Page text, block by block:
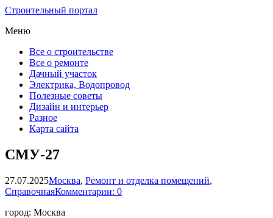
Строительный портал
Меню
Все о строительстве
Все о ремонте
Дачный участок
Электрика, Водопровод
Полезные советы
Дизайн и интерьер
Разное
Карта сайта
СМУ-27
27.07.2025Москва, Ремонт и отделка помещений,
СправочнаяКомментарии: 0
город: Москва